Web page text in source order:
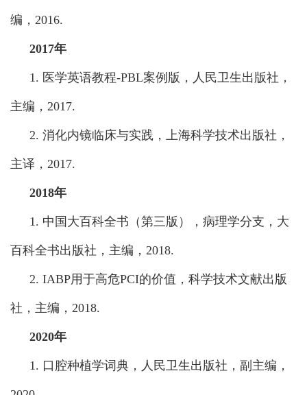
编，2016.
2017年
1. 医学英语教程-PBL案例版，人民卫生出版社，
主编，2017.
2. 消化内镜临床与实践，上海科学技术出版社，
主译，2017.
2018年
1. 中国大百科全书（第三版），病理学分支，大
百科全书出版社，主编，2018.
2. IABP用于高危PCI的价值，科学技术文献出版
社，主编，2018.
2020年
1. 口腔种植学词典，人民卫生出版社，副主编，